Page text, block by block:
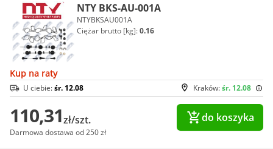
NTY BKS-AU-001A
NTYBKSAU001A
Ciężar brutto [kg]:0.16
Kup na raty
Kraków:śr. 12.08
U ciebie:śr. 12.08
110,31zł/szt.
Darmowa dostawa od 250 zł
do koszyka